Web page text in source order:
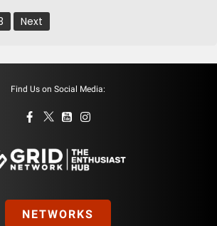
Next
Find Us on Social Media:
NETWORKS